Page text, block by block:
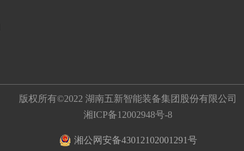
版权所有©2022 湖南五新智能装备集团股份有限公司
湘ICP备12002948号-8
湘公网安备43012102001291号